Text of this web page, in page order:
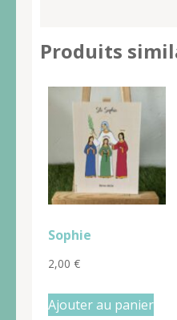
Produits
Sophie
2,00 €
Ajouter au panier